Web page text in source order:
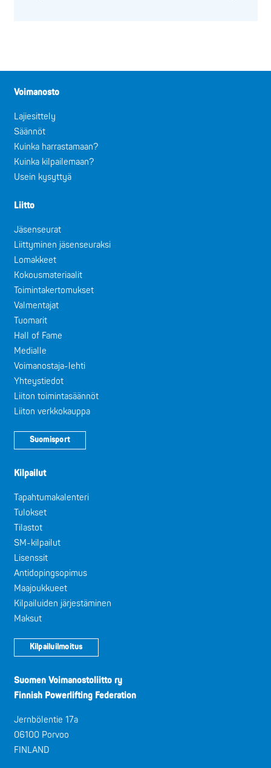
Voimanosto
Lajiesittely
Säännöt
Kuinka harrastamaan?
Kuinka kilpailemaan?
Usein kysyttyä
Liitto
Jäsenseurat
Liittyminen jäsenseuraksi
Lomakkeet
Kokousmateriaalit
Toimintakertomukset
Valmentajat
Tuomarit
Hall of Fame
Medialle
Voimanostaja-lehti
Yhteystiedot
Liiton toimintasäännöt
Liiton verkkokauppa
Suomisport
Kilpailut
Tapahtumakalenteri
Tulokset
Tilastot
SM-kilpailut
Lisenssit
Antidopingsopimus
Maajoukkueet
Kilpailuiden järjestäminen
Maksut
Kilpailuilmoitus
Suomen Voimanostoliitto ry
Finnish Powerlifting Federation
Jernbölentie 17a
06100 Porvoo
FINLAND